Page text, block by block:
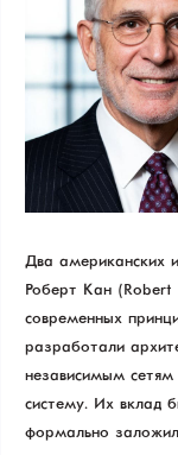
Два американских
Роберт Кан (Robert
современных
разработали
независимым сетям
систему. Их вклад
формально